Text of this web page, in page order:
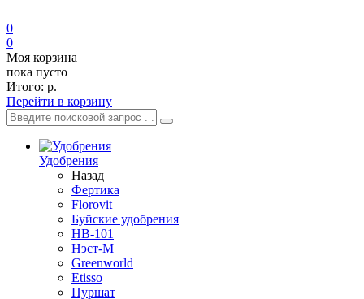
0
0
Моя корзина
пока пусто
Итого: р.
Перейти в корзину
Удобрения
Назад
Фертика
Florovit
Буйские удобрения
HB-101
Нэст-М
Greenworld
Etisso
Пуршат